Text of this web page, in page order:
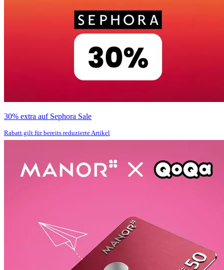
30% extra auf Sephora Sale
Rabatt gilt für bereits reduzierte Artikel